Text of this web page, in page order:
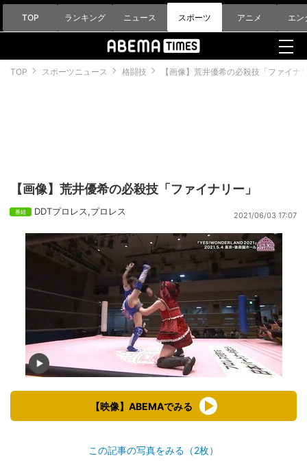
TOP ランキング ニュース スポーツ アニメ エン
TOP スポーツニュース 格闘技 【画像】荒井優希の必殺技「ファイナ
【画像】荒井優希の必殺技「ファイナリー」
DDTプロレス,プロレス 2021/06/03 17:07
【映像】ABEMAでみる
この記事の写真をみる（2枚）